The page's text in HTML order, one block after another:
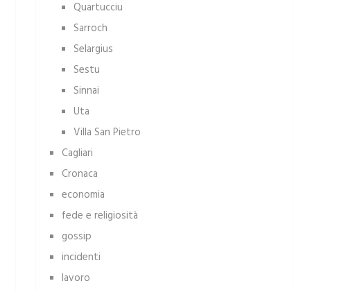
Quartucciu
Sarroch
Selargius
Sestu
Sinnai
Uta
Villa San Pietro
Cagliari
Cronaca
economia
fede e religiosità
gossip
incidenti
lavoro